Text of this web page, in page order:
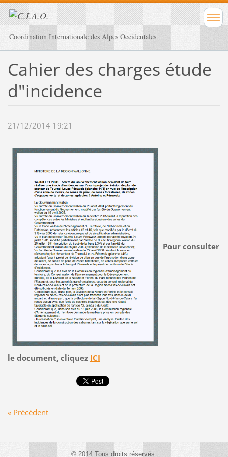
Coordination Internationale des Alpes Occidentales
Cahier des charges étude
d"incidence
21/12/2014 19:21
Pour consulter
le document, cliquez ICI
« Précédent
© 2014 Tous droits réservés.